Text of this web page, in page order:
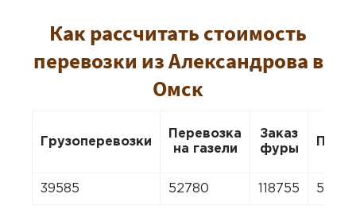
Как рассчитать стоимость
перевозки из Александрова в
Омск
Грузоперевозки
Перевозка
на газели
Заказ
фуры
39585 52780 118755 52780